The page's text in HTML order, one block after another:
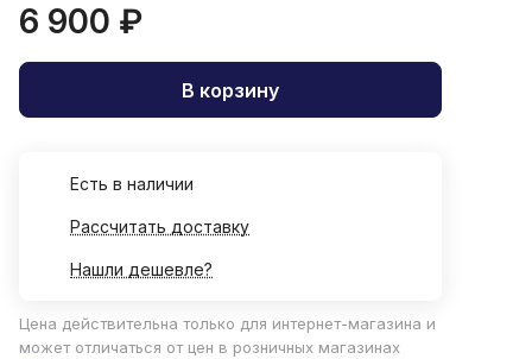
6 900 ₽
В корзину
Есть в наличии
Рассчитать доставку
Нашли дешевле?
Цена действительна только для интернет-магазина и
может отличаться от цен в розничных магазинах